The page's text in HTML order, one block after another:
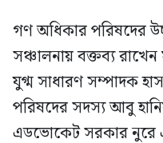
গণ অধিকার পরিষদের
সঞ্চালনায় বক্তব্য
যুগ্ম সাধারণ সম্পাদক
পরিষদের সদস্য আবু
এডভোকেট সরকার নুরে